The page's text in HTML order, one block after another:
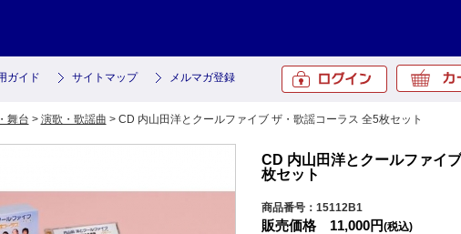
ガイド サイトマップ メルマガ登録
舞台 > 演歌・歌謡曲 > CD 内山田洋とクールファイブ ザ・歌謡コーラス 全5枚セット
CD 内山田洋とクールファイ
枚セット
商品番号：15112B1
販売価格 11,000円(税込)